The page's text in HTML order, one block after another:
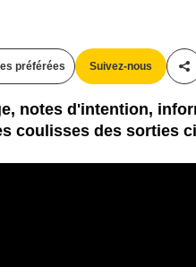
préférées Suivez-nous
notes d'intention,
coulisses des sorties